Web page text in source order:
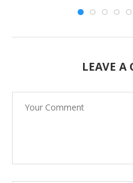
LEAVE A